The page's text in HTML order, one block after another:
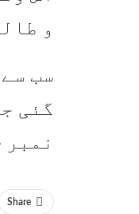
و
سب
نمبر 21,584 طلباء کے ساتھ سرکاری سکولوں میں ہے۔
Share